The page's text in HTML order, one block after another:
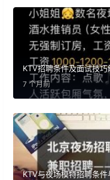
KTV招聘条件及面试技巧
7 个月前
KTV与夜场模特招聘条件